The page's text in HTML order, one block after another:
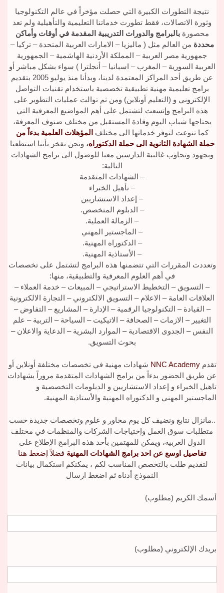
نتيجة التطورات الكبيرة التي حصلت مؤخراً في عالم التكنولوجيا
وثورة الاتصالات، فقط تطورت خدماتنا التعليمية والتأهيلية ولم تعد
محصورةبالبرامج والدورات التدريبية المقدمة في أوقات وأماكن
محددة من العالم مثل ( ماليزيا – الامارات العربية المتحدة – تركيا –
جمهورية مصر العربية – المملكة الأردنية الهاشمية – الجمهورية
العربية السورية – المغرب – اسبانيا – أنجلترا ) سواء بشكل مباشر أو
عن طريق أحد المراكز المعتمدة لدينا، وبدأنا منذ يوليو 2005 بتقديم
برامج تعليمية مهنية تطبيقية تخصصية باستخدام تقنيات التواصل
الإلكتروني و (التعليم أونلاين) ومن ثم توالت عمليات التطوير على
هذه البرامج وإتسعت لتشتمل على أهم المواضيع المعرفية التي
يحتاجها شباب اليوم وقادة المستقبل من مختلف صنوف المعرفة،
كما تنوعت لتوفر خدماتها الى مختلف المؤهلات العلمية بدءاً من
حملة الشهادة الثانوية الى حملة الدكتوراه، ونحن نفخر بأننا استطعنا
وبجهود وتجاوب غالبية الدارسين معنا للوصول الى برامج الشهادات
التالية:
– الشهادات المتقدمة
– تأهيل الخبراء
– إعداد الاستشاريين
– الدبلوم المتخصص.
– الزمالة العملية.
– الماجستير المهني
– الدكتوراه المهنية.
– الأستاذية المهنية.
وتعددت المقررات التي تتضمنها هذه البرامج لتشتمل على تخصصات
في أهم العلوم المعرفية والتطبيقية، منها:
– التسويق – التخطيط الاستراتيجي – المبيعات – خدمة العملاء –
العلاقات العامة – الاعلام – التسويق الالكتروني – التجارة الالكترونية
– القيادة – التكنولوجيا الرقمية – الإدارة – المشاريع – التفاوض –
التغيير – الازمات – الصحافة – الاتيكيت – السياحة – التربية – علم
النفس – الجدوى الاقتصادية – الموارد البشرية – الدعاية والاعلان –
بحوث التسويق.
تقدم NNC Academy شهادات مهنية في تخصصات مختلفة أونلاين أو
عن طريق الحضور بدءاً من برامج الشهادات المتقدمة مروراً بشهادات
تاهيل الخبراء و إعداد الاستشاريين و الدبلومات التخصصية و
الماجستير المهني و الدكتوراه المهنية والأستاذية المهنية.
..مانزال نتابع ونضيف كل يوم محاور و علوم وتخصصات جديدة حسب
متطلبات سوق العمل وإحتياجات الشركات والمنظمات في مختلف
الدول العربية، ويمكن للمهتمين بأحد هذه البرامج الإطلاع على
تفاصيل اوسع عن احد برامج الشهادات المهنية فضلاً إضغط هنا
لتقديم طلب بالتخصص المناسب لكم ، يمكنكم استكمال بيانات
النموذج أدناه ثم اضغط ارسال
أسمك الكريم (مطلوب)
بريدك الإلكتروني (مطلوب)